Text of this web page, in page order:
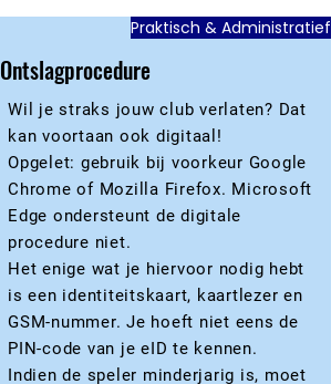
Praktisch & Administratief
Ontslagprocedure
Wil je straks jouw club verlaten? Dat
kan voortaan ook digitaal!
Opgelet: gebruik bij voorkeur Google
Chrome of Mozilla Firefox. Microsoft
Edge ondersteunt de digitale
procedure niet.
Het enige wat je hiervoor nodig hebt
is een identiteitskaart, kaartlezer en
GSM-nummer. Je hoeft niet eens de
PIN-code van je eID te kennen.
Indien de speler minderjarig is, moet